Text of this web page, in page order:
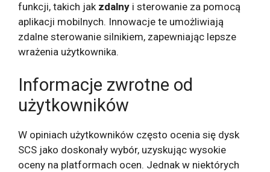
funkcji, takich jak zdalny i sterowanie za pomocą
aplikacji mobilnych. Innowacje te umożliwiają
zdalne sterowanie silnikiem, zapewniając lepsze
wrażenia użytkownika.
Informacje zwrotne od
użytkowników
W opiniach użytkowników często ocenia się dysk
SCS jako doskonały wybór, uzyskując wysokie
oceny na platformach ocen. Jednak w niektórych